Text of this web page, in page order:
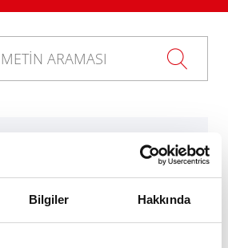
Bilgiler Hakkında
or Ford Eng.)